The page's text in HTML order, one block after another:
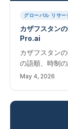
グローバル リサー
カザフスタン
Pro.ai
カザフスタン
の語順、時制
結果。 カザフ
May 4, 2026